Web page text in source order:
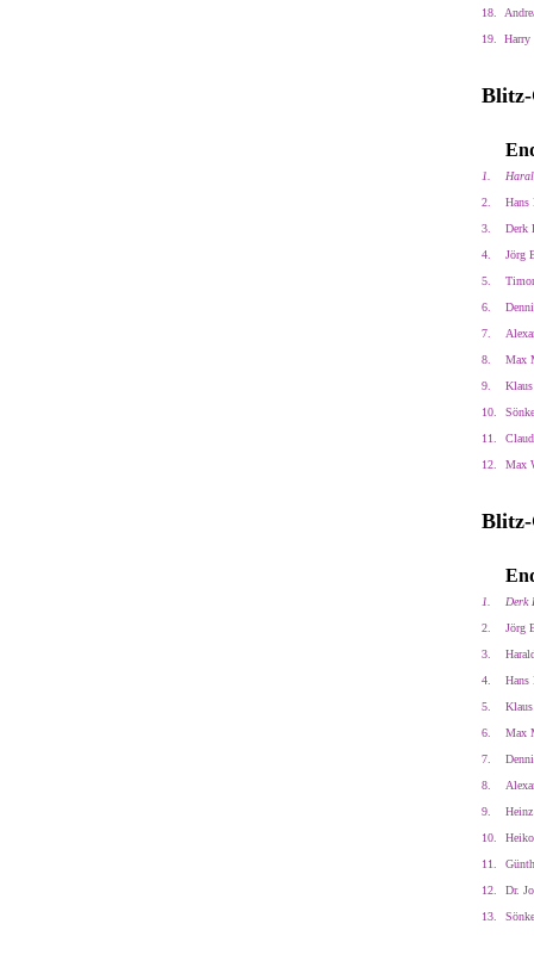
18.
19.
Harry
1.
2.
Hans
3.
Derk
4.
Jörg
5.
6.
7.
8.
Max
9.
10.
11.
12.
Max
1.
Derk
2.
Jörg
3.
4.
Hans
5.
6.
Max
7.
8.
9.
10.
11.
12.
Dr.
13.